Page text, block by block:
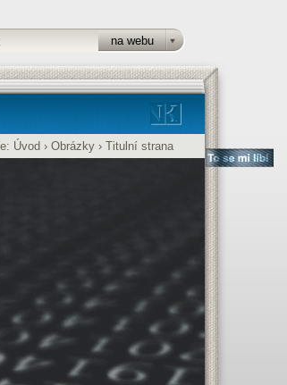
Úvod › Obrázky › Titulní strana